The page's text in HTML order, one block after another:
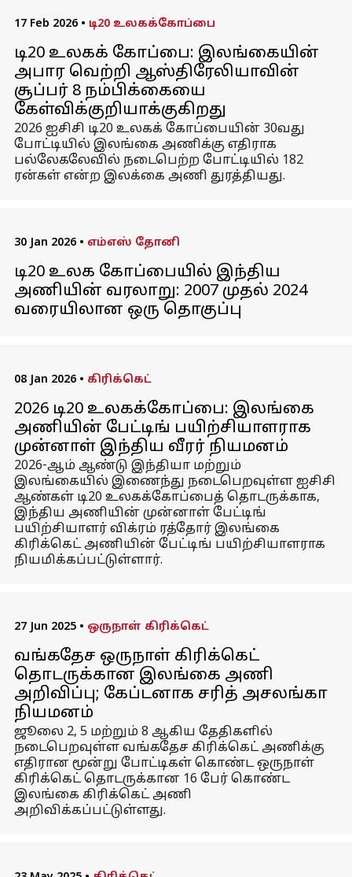
17 Feb 2026 • டி20 உலகக்கோப்பை
டி20 உலகக் கோப்பை: இலங்கையின்
அபார வெற்றி ஆஸ்திரேலியாவின்
சூப்பர் 8 நம்பிக்கையை
கேள்விக்குறியாக்குகிறது
2026 ஐசிசி டி20 உலகக் கோப்பையின் 30வது
போட்டியில் இலங்கை அணிக்கு எதிராக
பல்லேகலேவில் நடைபெற்ற போட்டியில் 182
ரன்கள் என்ற இலக்கை அணி துரத்தியது.
30 Jan 2026 • எம்எஸ் தோனி
டி20 உலக கோப்பையில் இந்திய
அணியின் வரலாறு: 2007 முதல் 2024
வரையிலான ஒரு தொகுப்பு
08 Jan 2026 • கிரிக்கெட்
2026 டி20 உலகக்கோப்பை: இலங்கை
அணியின் பேட்டிங் பயிற்சியாளராக
முன்னாள் இந்திய வீரர் நியமனம்
2026-ஆம் ஆண்டு இந்தியா மற்றும்
இலங்கையில் இணைந்து நடைபெறவுள்ள ஐசிசி
ஆண்கள் டி20 உலகக்கோப்பைத் தொடருக்காக,
இந்திய அணியின் முன்னாள் பேட்டிங்
பயிற்சியாளர் விக்ரம் ரத்தோர் இலங்கை
கிரிக்கெட் அணியின் பேட்டிங் பயிற்சியாளராக
நியமிக்கப்பட்டுள்ளார்.
27 Jun 2025 • ஒருநாள் கிரிக்கெட்
வங்கதேச ஒருநாள் கிரிக்கெட்
தொடருக்கான இலங்கை அணி
அறிவிப்பு; கேப்டனாக சரித் அசலங்கா
நியமனம்
ஜூலை 2, 5 மற்றும் 8 ஆகிய தேதிகளில்
நடைபெறவுள்ள வங்கதேச கிரிக்கெட் அணிக்கு
எதிரான மூன்று போட்டிகள் கொண்ட ஒருநாள்
கிரிக்கெட் தொடருக்கான 16 பேர் கொண்ட
இலங்கை கிரிக்கெட் அணி
அறிவிக்கப்பட்டுள்ளது.